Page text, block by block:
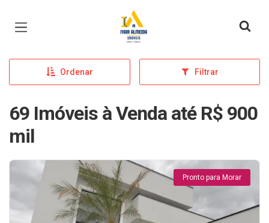
Página inicial
Ordenar Filtrar
69 Imóveis à Venda até R$ 900
mil
Pronto para Morar